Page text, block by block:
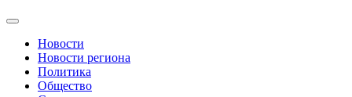
Новости
Новости региона
Политика
Общество